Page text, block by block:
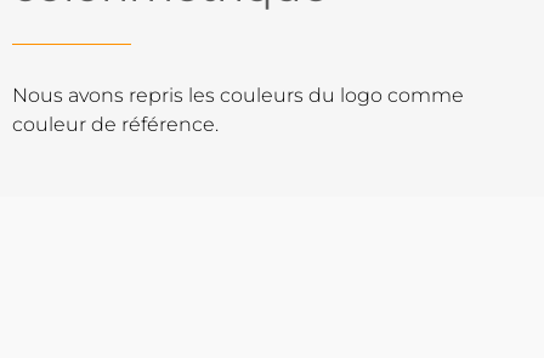
Nous avons repris les couleurs du logo comme
couleur de référence.